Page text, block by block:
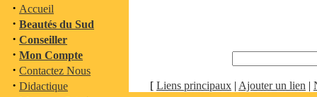
· Accueil
· Beautés du Sud
· Conseiller
· Mon Compte
· Contactez Nous
· Didactique [ Liens principaux | Ajouter un lien |